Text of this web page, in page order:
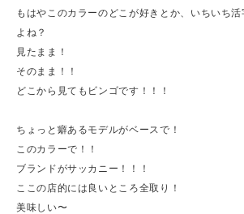
もはやこのカラーのどこが好きとか、いちいち
よね？
見たまま！
そのまま！！
どこから見てもビンゴです！！！
ちょっと癖あるモデルがベースで！
このカラーで！！
ブランドがサッカニー！！！
ここの店的には良いところ全取り！
美味しい〜